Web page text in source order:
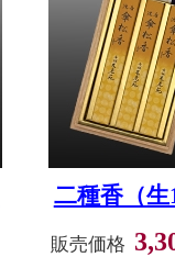
二種香（生
販売価格